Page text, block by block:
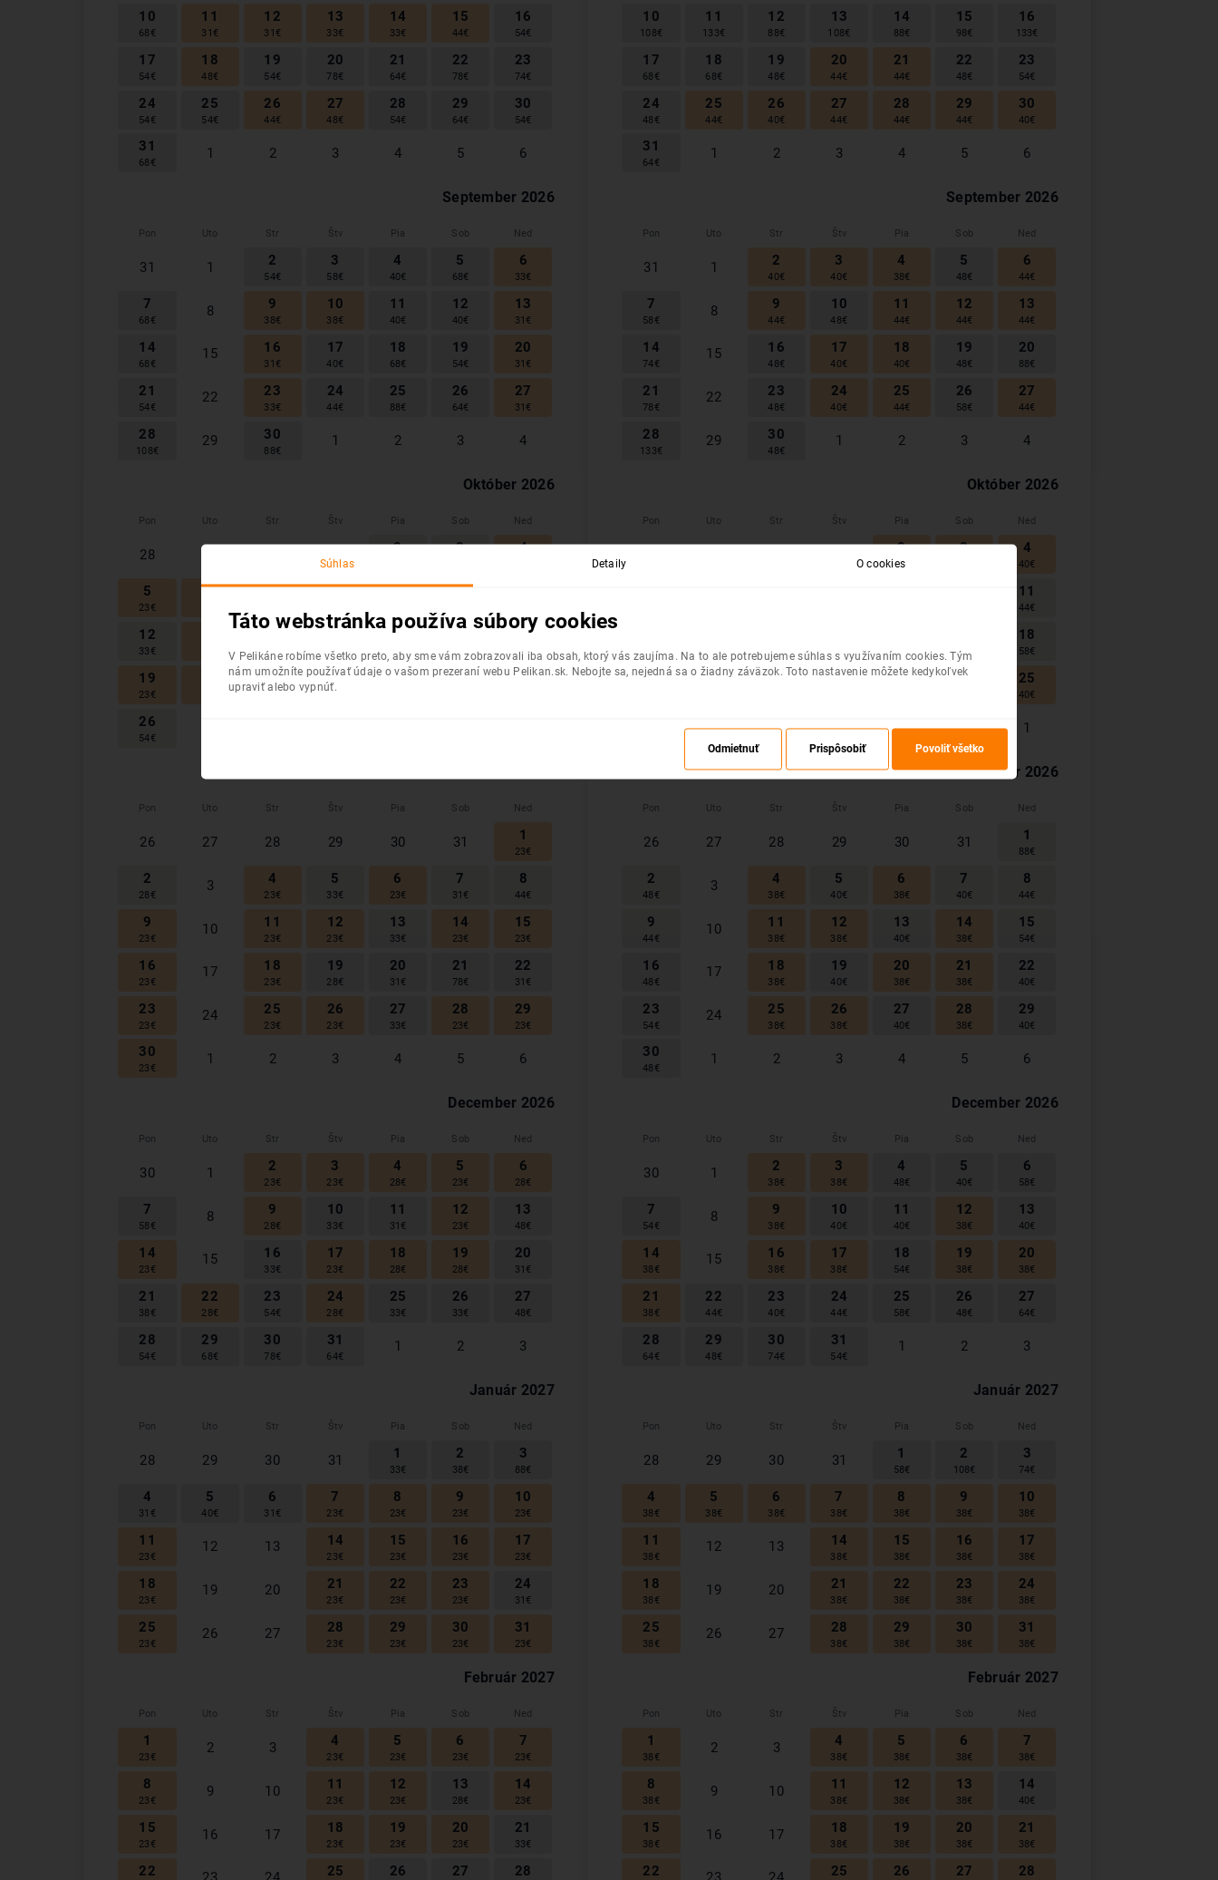
10
68 €
11
31€
12
31€
13
33€
14
33€
15
44€
16
54€
17
54€
18
48€
19
54€
20
78€
21
64€
22
78€
23
74€
24
54€
25
54€
26
44€
27
48€
28
54€
29
64€
30
54€
31
68 €
1 2 3 4 5 6
September 2026
Pon Uto Str Štv Pia Sob Ned
31 1 2
54€
3
58 €
4
40 €
5
68 €
6
33€
7
68 €
8 9
38€
10
38€
11
40 €
12
40 €
13
31€
14
68 €
15 16
31€
17
40€
18
68€
19
54€
20
31€
21
54€
22 23
33€
24
44€
25
88€
26
64€
27
31€
28
108€
29 30
88€
1 2 3 4
Október 2026
Pon Uto Str Štv Pia Sob Ned
28 2 3 4
5
23 €
6 7 9 10
12
33 € 54€
16
64€ 68 €
18
33 €
19
23 €
21
33 €
22 23 24 25
26
54€
Pon Uto Str Štv Pia Sob Ned
26 27 28 29 30 31 1
23 €
2
28€
3 4
23 €
5
33 €
6
23 €
7
31 €
8
44€
9
23€
10 11
23€
12
23€
13
33€
14
23€
15
23€
16
23€
17 18
23€
19
28€
20
31 €
21
78€
22
31 €
23
23€
24 25
23€
26
23€
27
33€
28
23€
29
23€
30
23 €
1 2 3 4 5 6
December 2026
Pon Uto Str Štv Pia Sob Ned
30 1 2
23€
3
23€
4
28€
5
23€
6
28€
7
58 €
8 9
28€
10
33 €
11
31 €
12
23€
13
48 €
14
23€
15 16
33€
17
23€
18
28€
19
28€
20
31 €
21
38 €
22
28€
23
54€
24
28€
25
33€
26
33€
27
48€
28
54€
29
68€
30
78€
31
64€
1 2 3
Január 2027
Pon Uto Str Štv Pia Sob Ned
28 29 30 31 1
33 €
2
38 €
3
88 €
4
31 €
5
40 €
6
31 €
7
23€
8
23€
9
23€
10
23€
11
23€
12 13 14
23€
15
23€
16
23€
17
23€
18
23€
19 20 21
23€
22
23€
23
23€
24
31 €
25
23€
26 27 28
23€
29
23€
30
23€
31
23€
Február 2027
Pon Uto Str Štv Pia Sob Ned
1
23 €
2 3 4
23€
5
23€
6
23€
7
23€
8
23 €
9 10 11
23€
12
23€
13
28 €
14
23€
15
23€
16 17 18
23€
19
23€
20
23€
21
33€
22 25 26 27 28
10
108€
11
133€
12
88€
13
108€
14
88€
15
98€
16
133€
17
68 €
18
68€
19
48€
20
44€
21
44€
22
48€
23
54€
24
48 €
25
44€
26
40€
27
44€
28
44€
29
44€
30
40€
31
64€
1 2 3 4 5 6
September 2026
Pon Uto Str Štv Pia Sob Ned
31 1 2
40€
3
40€
4
38€
5
48 €
6
44€
7
58 €
8 9
44€
10
48 €
11
44€
12
44€
13
44€
14
74€
15 16
48€
17
40€
18
40€
19
48€
20
88€
21
78 €
22 23
48€
24
40€
25
44€
26
58€
27
44€
28
133€
29 30
48€
1 2 3 4
Október 2026
Pon Uto Str Štv Pia Sob Ned
2
40€
3 4
40€
11
44€
48 € 40€ 48€ 38 € 38€
18
58€
19 20 21 23 24 25
40€
27 1
November 2026
Pon Uto Str Štv Pia Sob Ned
26 27 28 29 30 31 1
88€
2
48€
3 4
38€
5
40€
6
38€
7
40€
8
44€
9
44€
10 11
38€
12
38€
13
40€
14
38€
15
54€
16
48 €
17 18
38€
19
40€
20
38€
21
38€
22
40€
23
54€
24 25
38€
26
38€
27
40€
28
38€
29
40€
30
48 €
1 2 3 4 5 6
December 2026
Pon Uto Str Štv Pia Sob Ned
30 1 2
38€
3
38€
4
48 €
5
40 €
6
58 €
7
54€
8 9
38€
10
40 €
11
40 €
12
38€
13
40 €
14
38€
15 16
38€
17
38€
18
54€
19
38€
20
38€
21
38€
22
44€
23
40€
24
44€
25
58€
26
48€
27
64€
28
64€
29
48€
30
74€
31
54€
1 2 3
Január 2027
Pon Uto Str Štv Pia Sob Ned
28 29 30 31 1
58 €
2
108 €
3
74€
4
38€
5
38€
6
38€
7
38€
8
38€
9
38€
10
38€
11
38€
12 13 14
38€
15
38€
16
38€
17
38€
18
38€
19 20 21
38€
22
38€
23
38€
24
38€
25
38€
26 27 28
38€
29
38€
30
38€
31
38€
Február 2027
Pon Uto Str Štv Pia Sob Ned
1
38€
2 3 4
38€
5
38€
6
38€
7
38€
8
38€
9 10 11
38€
12
38€
13
38€
14
40 €
15
38€
16 17 18
38€
19
38€
20
38€
21
38€
22 25 26 27 28
Súhlas Detaily O cookies
Táto webstránka používa súbory cookies
V Pelikáne robíme všetko preto, aby sme vám zobrazovali iba obsah, ktorý vás zaujíma. Na to ale potrebujeme súhlas s využívaním cookies. Tým
nám umožníte používať údaje o vašom prezeraní webu Pelikan.sk. Nebojte sa, nejedná sa o žiadny záväzok. Toto nastavenie môžete kedykoľvek
upraviť alebo vypnúť.
Odmietnuť Prispôsobiť Povoliť všetko